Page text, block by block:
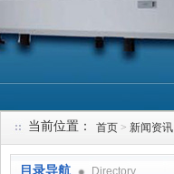
当前位置： 首页 > 新闻资讯
目录导航 Directory